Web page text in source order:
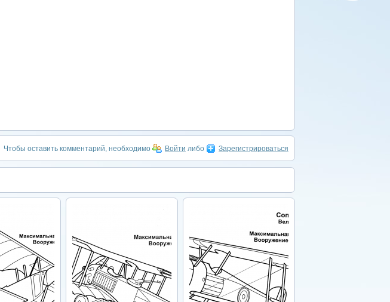
Чтобы оставить комментарий, необходимо Войти либо Зарегистрироваться